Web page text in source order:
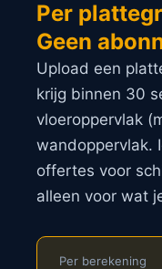
Per
Geen
Upload een
krijg binnen 30
vloeroppervlak
wandoppervlak.
offertes voor
alleen voor wat
Per berekening